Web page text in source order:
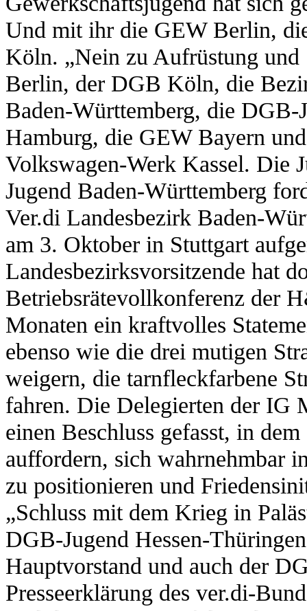
Und mit ihr die GEW Berlin,
Köln. „Nein zu Aufrüstung
Berlin, der DGB Köln, die
Baden-Württemberg, die
Hamburg, die GEW Bayern
Volkswagen-Werk Kassel. Die
Jugend Baden-Württemberg
Ver.di Landesbezirk Baden-
am 3. Oktober in Stuttgart
Landesbezirksvorsitzende hat
Betriebsrätevollkonferenz der
Monaten ein kraftvolles
ebenso wie die drei mutigen
weigern, die tarnfleckfarbene
fahren. Die Delegierten der IG
einen Beschluss gefasst, in
auffordern, sich wahrnehmbar
zu positionieren und
„Schluss mit dem Krieg in
DGB-Jugend Hessen-
Hauptvorstand und auch der
Presseerklärung des ver.di-